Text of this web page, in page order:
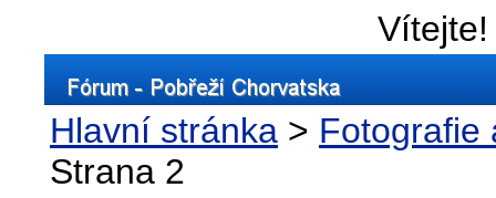
Vítejte!
Hlavní stránka > Fotografie
Strana 2